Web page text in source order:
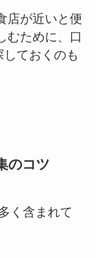
店が近いと便
むために、口
ておくのも
のコツ
く含まれて